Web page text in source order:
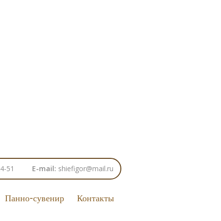
51 E-mail: shiefigor@mail.ru
Панно-сувенир Контакты